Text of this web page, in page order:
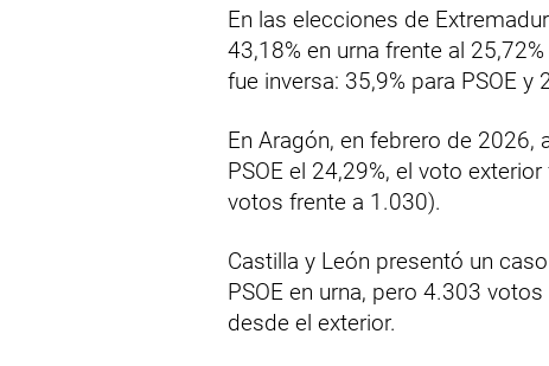
En las elecciones de
43,18% en urna frente al
fue inversa: 35,9% para PSOE y
En Aragón, en febrero de 2026,
PSOE el 24,29%, el voto
votos frente a 1.030).
Castilla y León presentó un
PSOE en urna, pero 4.303
desde el exterior.